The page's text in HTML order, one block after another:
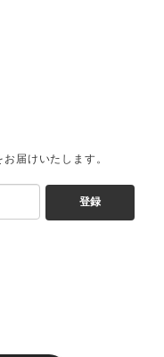
届けいたします。
登録